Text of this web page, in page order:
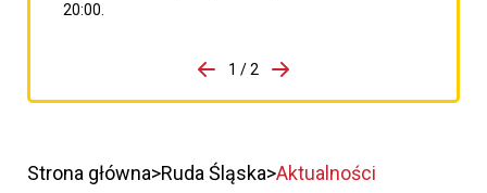
20:00.
porzpedniego komunikatu
1 / 2
Przejdź do następnego
Strona główna Ruda Śląska Aktualności